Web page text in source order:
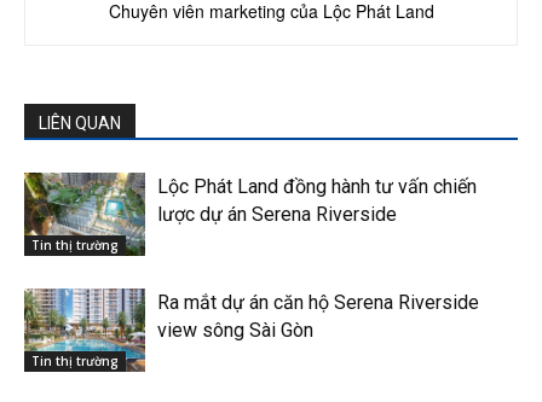
Chuyên viên marketing của Lộc Phát Land
LIÊN QUAN
Tin thị trường
Lộc Phát Land đồng hành tư vấn chiến
lược dự án Serena Riverside
Tin thị trường
Ra mắt dự án căn hộ Serena Riverside
view sông Sài Gòn